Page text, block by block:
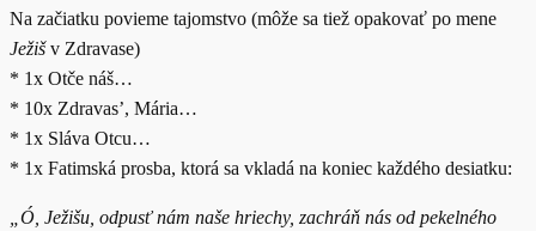
Na začiatku povieme tajomstvo (môže sa tiež opakovať po mene
Ježišv Zdravase)
* 1x Otče náš…
* 10x Zdravas’, Mária…
* 1x Sláva Otcu…
* 1x Fatimská prosba, ktorá sa vkladá na koniec každého desiatku:
„Ó, Ježišu, odpusť nám naše hriechy, zachráň nás od pekelného